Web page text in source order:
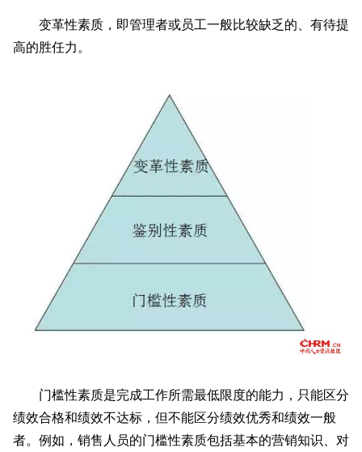
变革性素质，即管理者或员工一般比较缺乏的、有待提
高的胜任力。
门槛性素质是完成工作所需最低限度的能力，只能区分
绩效合格和绩效不达标，但不能区分绩效优秀和绩效一般
者。例如，销售人员的门槛性素质包括基本的营销知识、对